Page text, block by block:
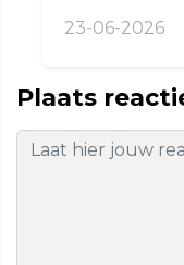
23-06-2026
Plaats